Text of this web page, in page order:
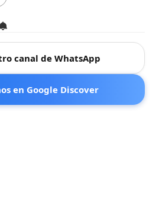
canal de WhatsApp
en Google Discover